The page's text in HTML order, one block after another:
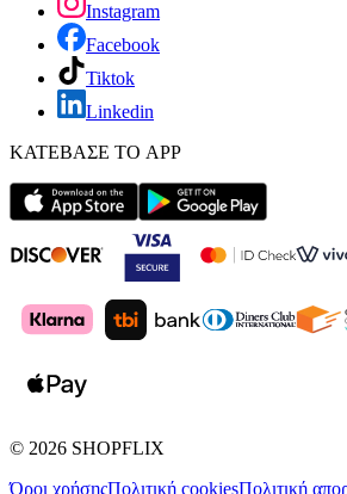
Instagram
Facebook
Tiktok
Linkedin
ΚΑΤΕΒΑΣΕ ΤΟ APP
© 2026 SHOPFLIX
Όροι χρήσηςΠολιτική cookiesΠολιτική